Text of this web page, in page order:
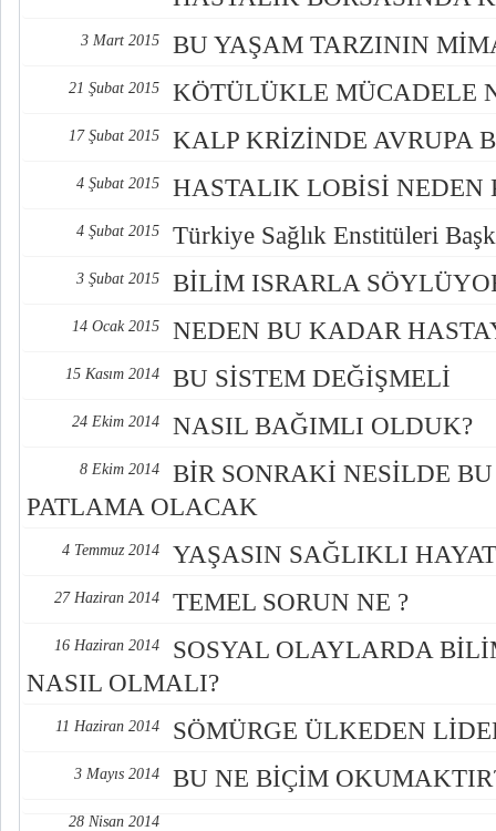
3 Mart 2015 BU YAŞAM TARZININ
21 Şubat 2015 KÖTÜLÜKLE MÜCADELE
17 Şubat 2015 KALP KRİZİNDE AVRUPA
4 Şubat 2015 HASTALIK LOBİSİ NEDEN
4 Şubat 2015 Türkiye Sağlık Enstitüleri
3 Şubat 2015 BİLİM ISRARLA
14 Ocak 2015 NEDEN BU KADAR
15 Kasım 2014 BU SİSTEM DEĞİŞMELİ
24 Ekim 2014 NASIL BAĞIMLI OLDUK?
8 Ekim 2014
BİR SONRAKİ NESİLDE
PATLAMA OLACAK
4 Temmuz 2014 YAŞASIN SAĞLIKLI HAYAT
27 Haziran 2014 TEMEL SORUN NE ?
16 Haziran 2014
SOSYAL OLAYLARDA
NASIL OLMALI?
11 Haziran 2014 SÖMÜRGE ÜLKEDEN
3 Mayıs 2014 BU NE BİÇİM
28 Nisan 2014